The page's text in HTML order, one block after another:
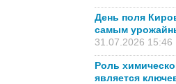
День поля
самым
31.07.2026 15:46
Роль
является